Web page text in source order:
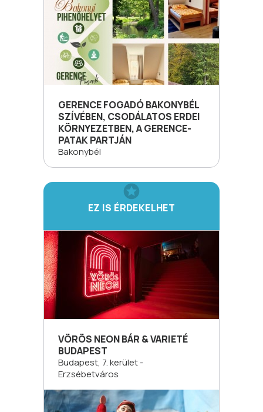
GERENCE FOGADÓ BAKONYBÉL
SZÍVÉBEN, CSODÁLATOS ERDEI
KÖRNYEZETBEN, A GERENCE-
PATAK PARTJÁN
Bakonybél
EZ IS ÉRDEKELHET
VÖRÖS NEON BÁR & VARIETÉ
BUDAPEST
Budapest, 7. kerület -
Erzsébetváros